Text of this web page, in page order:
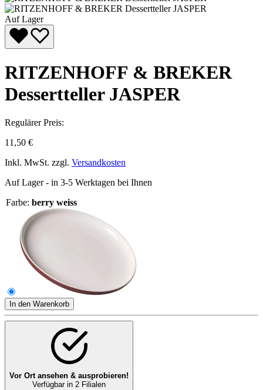
Auf Lager
RITZENHOFF & BREKER
Dessertteller JASPER
Regulärer Preis:
11,50 €
Inkl. MwSt. zzgl. Versandkosten
Auf Lager - in 3-5 Werktagen bei Ihnen
Farbe: berry weiss
In den Warenkorb
Vor Ort ansehen & ausprobieren!
Verfügbar in 2 Filialen